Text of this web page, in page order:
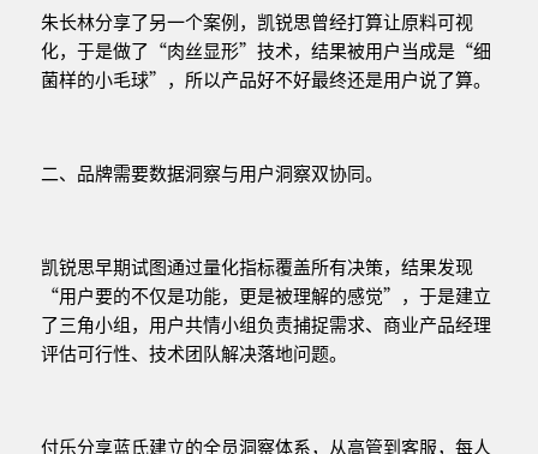
朱长林分享了另一个案例，凯锐思曾经打算让原料可视
化，于是做了“肉丝显形”技术，结果被用户当成是“细
菌样的小毛球”，所以产品好不好最终还是用户说了算。
二、品牌需要数据洞察与用户洞察双协同。
凯锐思早期试图通过量化指标覆盖所有决策，结果发现
“用户要的不仅是功能，更是被理解的感觉”，于是建立
了三角小组，用户共情小组负责捕捉需求、商业产品经理
评估可行性、技术团队解决落地问题。
付乐分享蓝氏建立的全员洞察体系，从高管到客服，每人